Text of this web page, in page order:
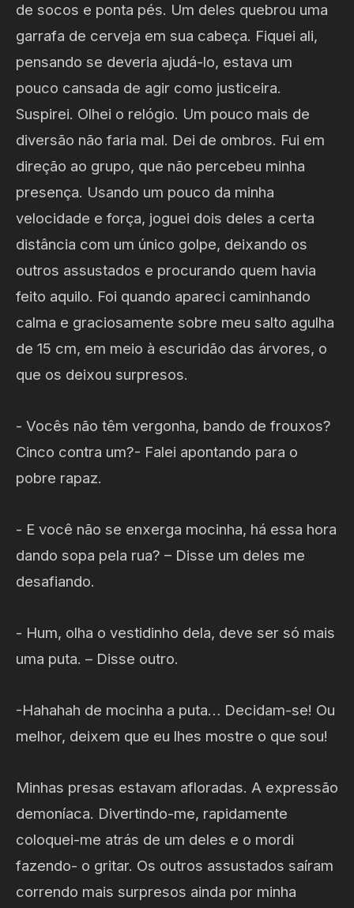
de socos e ponta pés. Um deles quebrou uma
garrafa de cerveja em sua cabeça. Fiquei ali,
pensando se deveria ajudá-lo, estava um
pouco cansada de agir como justiceira.
Suspirei. Olhei o relógio. Um pouco mais de
diversão não faria mal. Dei de ombros. Fui em
direção ao grupo, que não percebeu minha
presença. Usando um pouco da minha
velocidade e força, joguei dois deles a certa
distância com um único golpe, deixando os
outros assustados e procurando quem havia
feito aquilo. Foi quando apareci caminhando
calma e graciosamente sobre meu salto agulha
de 15 cm, em meio à escuridão das árvores, o
que os deixou surpresos.
- Vocês não têm vergonha, bando de frouxos?
Cinco contra um?- Falei apontando para o
pobre rapaz.
- E você não se enxerga mocinha, há essa hora
dando sopa pela rua? – Disse um deles me
desafiando.
- Hum, olha o vestidinho dela, deve ser só mais
uma puta. – Disse outro.
-Hahahah de mocinha a puta… Decidam-se! Ou
melhor, deixem que eu lhes mostre o que sou!
Minhas presas estavam afloradas. A expressão
demoníaca. Divertindo-me, rapidamente
coloquei-me atrás de um deles e o mordi
fazendo- o gritar. Os outros assustados saíram
correndo mais surpresos ainda por minha